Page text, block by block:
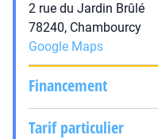
2 rue du Jardin Brûlé
78240, Chambourcy
Google Maps
Financement
Tarif particulier